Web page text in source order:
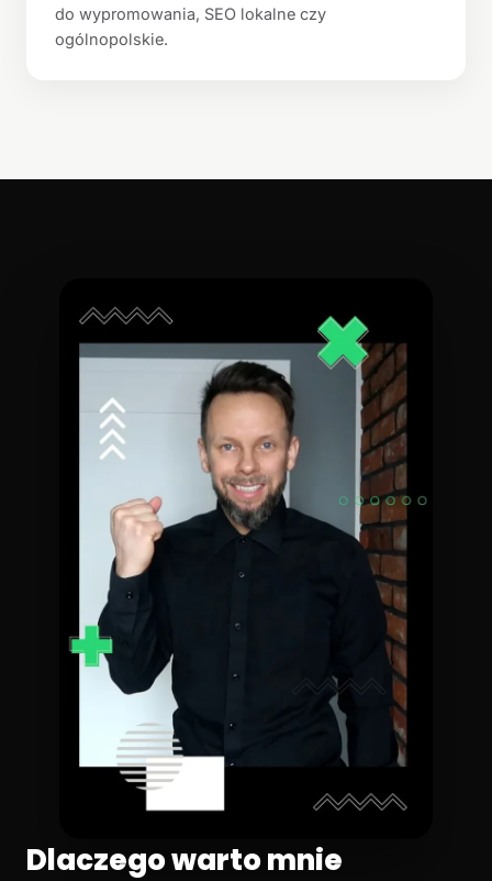
do wypromowania, SEO lokalne czy
ogólnopolskie.
Dlaczego warto mnie